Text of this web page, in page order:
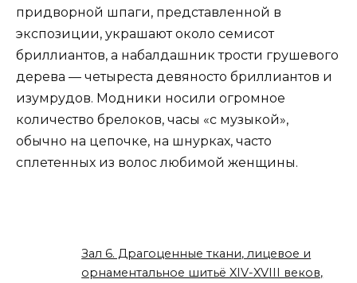
придворной шпаги, представленной в
экспозиции, украшают около семисот
бриллиантов, а набалдашник трости грушевого
дерева — четыреста девяносто бриллиантов и
изумрудов. Модники носили огромное
количество брелоков, часы «с музыкой»,
обычно на цепочке, на шнурках, часто
сплетенных из волос любимой женщины.
Зал 6. Драгоценные ткани, лицевое и
орнаментальное шитьё XIV-XVIII веков,